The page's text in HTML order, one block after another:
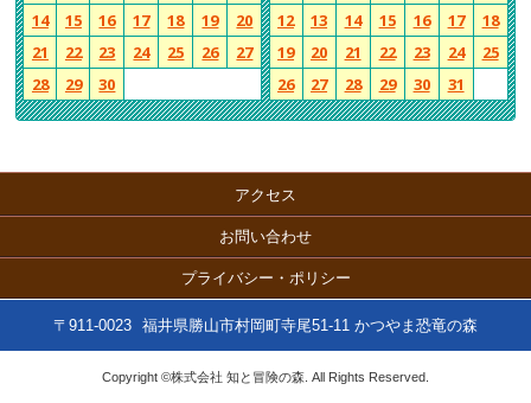
14
15 16 17 18 19
20
21
22 23 24 25 26
27
28
29 30
12
13 14 15 16 17
18
19
20 21 22 23 24
25
26
27 28 29 30 31
アクセス
お問い合わせ
プライバシー・ポリシー
〒911-0023 福井県勝山市村岡町寺尾51-11 かつやま恐竜の森
Copyright ©株式会社 知と冒険の森. All Rights Reserved.